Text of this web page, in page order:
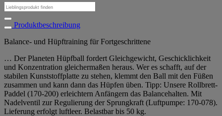
Suchen
nach:
Produktbeschreibung
Balance- und Hüpftraining für Fortgeschrittene
… Der Planeten Hüpfball fordert Gleichgewicht, Geschicklichkeit
und Konzentration gleichermaßen heraus. Wer es schafft, auf der
stabilen Kunststoffplatte zu stehen, klemmt den Ball mit den Füßen
zusammen und kann dann das Hüpfen üben. Tipp: Unsere Rollbrett-
Paddel (170-200) erleichtern Anfängern das Balancehalten. Mit
Nadelventil zur Regulierung der Sprungkraft (Luftpumpe: 170-078).
Lieferung erfolgt luftleer. Belastbar bis 50 kg.